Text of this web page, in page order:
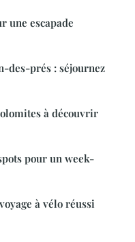
une escapade
des-prés : séjournez
à découvrir
pour un week-
à vélo réussi